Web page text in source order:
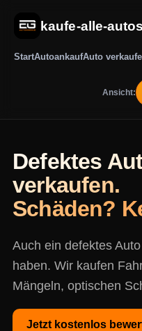
kaufe-alle-
StartAutoankaufAuto
Ansicht:
Defektes
verkaufen.
Schäden?
Auch ein defektes
haben. Wir kaufen
Mängeln, optischen
Jetzt kostenlos